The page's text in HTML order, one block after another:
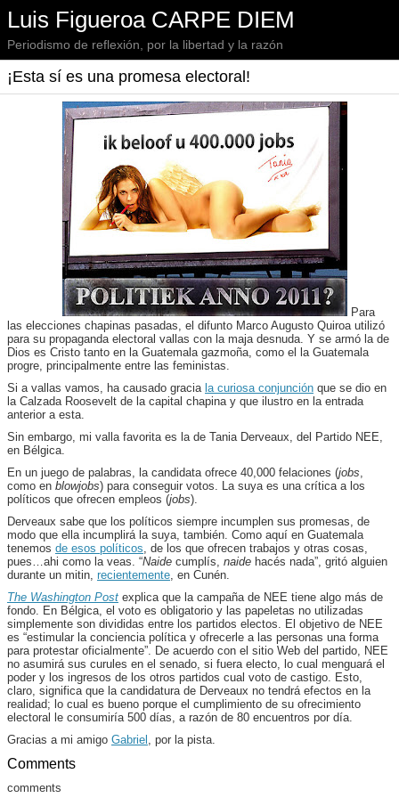
Luis Figueroa CARPE DIEM
Periodismo de reflexión, por la libertad y la razón
¡Esta sí es una promesa electoral!
Para
las elecciones chapinas pasadas, el difunto Marco Augusto Quiroa utilizó
para su propaganda electoral vallas con la maja desnuda. Y se armó la de
Dios es Cristo tanto en la Guatemala gazmoña, como el la Guatemala
progre, principalmente entre las feministas.
Si a vallas vamos, ha causado gracia la curiosa conjunción que se dio en
la Calzada Roosevelt de la capital chapina y que ilustro en la entrada
anterior a esta.
Sin embargo, mi valla favorita es la de Tania Derveaux, del Partido NEE,
en Bélgica.
En un juego de palabras, la candidata ofrece 40,000 felaciones (jobs,
como en blowjobs) para conseguir votos. La suya es una crítica a los
políticos que ofrecen empleos (jobs).
Derveaux sabe que los políticos siempre incumplen sus promesas, de
modo que ella incumplirá la suya, también. Como aquí en Guatemala
tenemos de esos políticos, de los que ofrecen trabajos y otras cosas,
pues…ahi como la veas. “Naide cumplís, naide hacés nada”, gritó alguien
durante un mitin, recientemente, en Cunén.
The Washington Post explica que la campaña de NEE tiene algo más de
fondo. En Bélgica, el voto es obligatorio y las papeletas no utilizadas
simplemente son divididas entre los partidos electos. El objetivo de NEE
es “estimular la conciencia política y ofrecerle a las personas una forma
para protestar oficialmente”. De acuerdo con el sitio Web del partido, NEE
no asumirá sus curules en el senado, si fuera electo, lo cual menguará el
poder y los ingresos de los otros partidos cual voto de castigo. Esto,
claro, significa que la candidatura de Derveaux no tendrá efectos en la
realidad; lo cual es bueno porque el cumplimiento de su ofrecimiento
electoral le consumiría 500 días, a razón de 80 encuentros por día.
Gracias a mi amigo Gabriel , por la pista.
Comments
comments